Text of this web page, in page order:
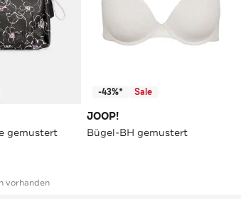
gemustert
-43%* Sale
JOOP!
Bügel-BH gemustert
vorhanden